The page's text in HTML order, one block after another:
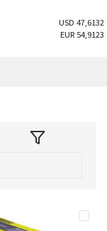
USD 47,6132
EUR 54,9123